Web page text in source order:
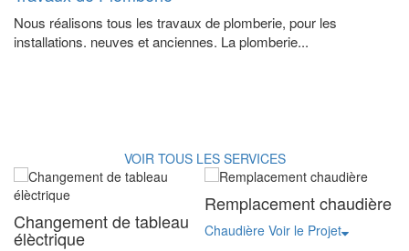
Nous réalisons tous les travaux de plomberie, pour les
installations. neuves et anciennes. La plomberie...
VOIR TOUS LES SERVICES
Changement de tableau
élèctrique
Remplacement chaudière
Chaudière Voir le Projet